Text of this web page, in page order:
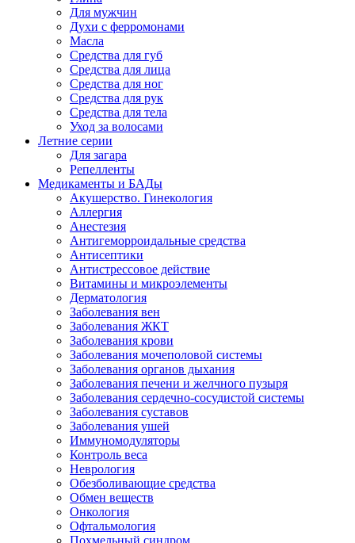
Для мужчин
Духи с ферромонами
Масла
Средства для губ
Средства для лица
Средства для ног
Средства для рук
Средства для тела
Уход за волосами
Летние серии
Для загара
Репелленты
Медикаменты и БАДы
Акушерство. Гинекология
Аллергия
Анестезия
Антигеморроидальные средства
Антисептики
Антистрессовое действие
Витамины и микроэлементы
Дерматология
Заболевания вен
Заболевания ЖКТ
Заболевания крови
Заболевания мочеполовой системы
Заболевания органов дыхания
Заболевания печени и желчного пузыря
Заболевания сердечно-сосудистой системы
Заболевания суставов
Заболевания ушей
Иммуномодуляторы
Контроль веса
Неврология
Обезболивающие средства
Обмен веществ
Онкология
Офтальмология
Похмельный синдром